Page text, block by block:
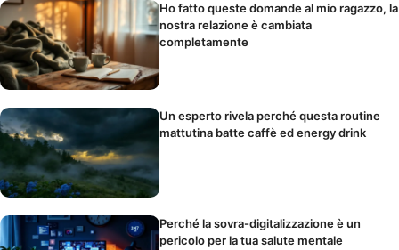
Ho fatto queste domande al mio ragazzo, la
nostra relazione è cambiata
completamente
Un esperto rivela perché questa routine
mattutina batte caffè ed energy drink
Perché la sovra-digitalizzazione è un
pericolo per la tua salute mentale